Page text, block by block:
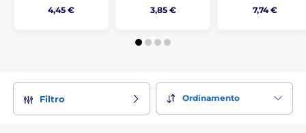
4,45 € 3,85 € 7,74 €
Filtro Ordinamento